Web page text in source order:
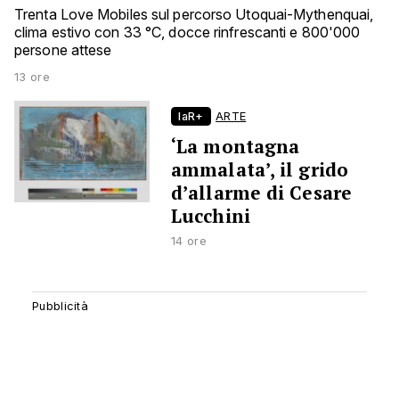
Trenta Love Mobiles sul percorso Utoquai-Mythenquai,
clima estivo con 33 °C, docce rinfrescanti e 800'000
persone attese
13 ore
laR+ ARTE
‘La montagna
ammalata’, il grido
d’allarme di Cesare
Lucchini
14 ore